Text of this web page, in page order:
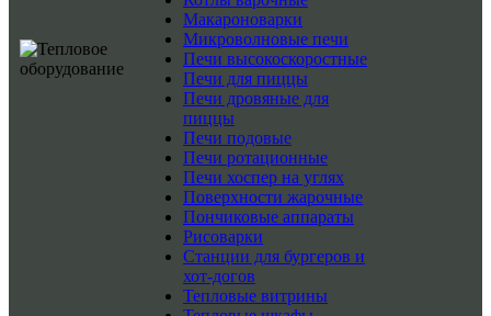
Макароноварки
Микроволновые печи
Печи высокоскоростные
Печи для пиццы
Печи дровяные для
пиццы
Печи подовые
Печи ротационные
Печи хоспер на углях
Поверхности жарочные
Пончиковые аппараты
Рисоварки
Станции для бургеров и
хот-догов
Тепловые витрины